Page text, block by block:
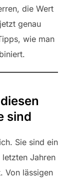
die Wert
genau
wie man
sind
Sie sind ein
Jahren
Von lässigen